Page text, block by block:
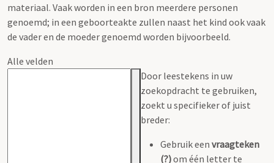
materiaal. Vaak worden in een bron meerdere personen
genoemd; in een geboorteakte zullen naast het kind ook vaak
de vader en de moeder genoemd worden bijvoorbeeld.
Alle velden
Door leestekens in uw
zoekopdracht te gebruiken,
zoekt u specifieker of juist
breder:
Gebruik een vraagteken
(?)om één letter te